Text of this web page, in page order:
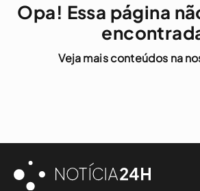
Opa! Essa página
Veja mais conteúdos na